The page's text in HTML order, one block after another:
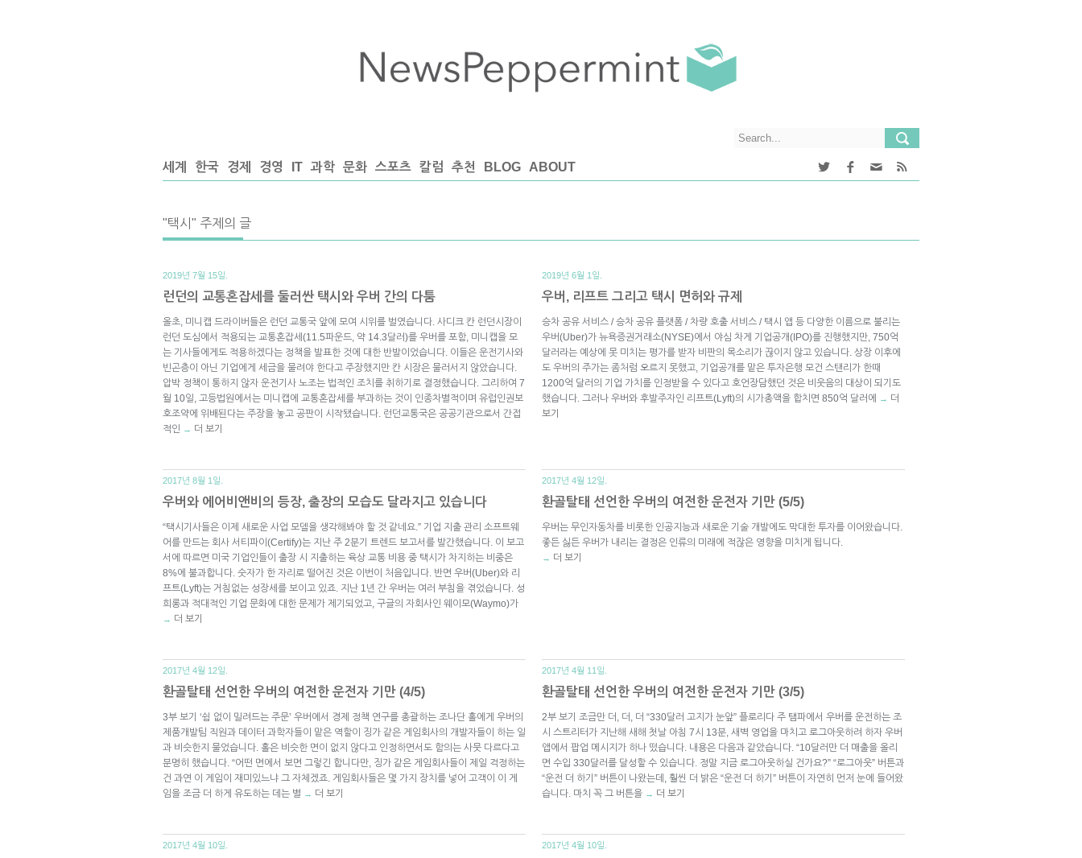
세계 한국 경제 경영 IT 과학 문화 스포츠 칼럼 추천 BLOG ABOUT
"택시" 주제의 글
2019년 7월 15일.
런던의 교통혼잡세를 둘러싼 택시와 우버 간의 다툼
올초, 미니캡 드라이버들은 런던 교통국 앞에 모여 시위를 벌였습니다. 사디크 칸 런던시장이
런던 도심에서 적용되는 교통혼잡세(11.5파운드, 약 14.3달러)를 우버를 포함, 미니캡을 모
는 기사들에게도 적용하겠다는 정책을 발표한 것에 대한 반발이었습니다. 이들은 운전기사와
빈곤층이 아닌 기업에게 세금을 물려야 한다고 주장했지만 칸 시장은 물러서지 않았습니다.
압박 정책이 통하지 않자 운전기사 노조는 법적인 조치를 취하기로 결정했습니다. 그리하여 7
월 10일, 고등법원에서는 미니캡에 교통혼잡세를 부과하는 것이 인종차별적이며 유럽인권보
호조약에 위배된다는 주장을 놓고 공판이 시작됐습니다. 런던교통국은 공공기관으로서 간접
적인 → 더 보기
2019년 6월 1일.
우버, 리프트 그리고 택시 면허와 규제
승차 공유 서비스 / 승차 공유 플랫폼 / 차량 호출 서비스 / 택시 앱 등 다양한 이름으로 불리는
우버(Uber)가 뉴욕증권거래소(NYSE)에서 야심 차게 기업공개(IPO)를 진행했지만, 750억
달러라는 예상에 못 미치는 평가를 받자 비판의 목소리가 끊이지 않고 있습니다. 상장 이후에
도 우버의 주가는 좀처럼 오르지 못했고, 기업공개를 맡은 투자은행 모건 스탠리가 한때
1200억 달러의 기업 가치를 인정받을 수 있다고 호언장담했던 것은 비웃음의 대상이 되기도
했습니다. 그러나 우버와 후발주자인 리프트(Lyft)의 시가총액을 합치면 850억 달러에
→ 더
보기
2017년 8월 1일.
우버와 에어비앤비의 등장, 출장의 모습도 달라지고 있습니다
“택시기사들은 이제 새로운 사업 모델을 생각해봐야 할 것 같네요.” 기업 지출 관리 소프트웨
어를 만드는 회사 서티파이(Certify)는 지난 주 2분기 트렌드 보고서를 발간했습니다. 이 보고
서에 따르면 미국 기업인들이 출장 시 지출하는 육상 교통 비용 중 택시가 차지하는 비중은
8%에 불과합니다. 숫자가 한 자리로 떨어진 것은 이번이 처음입니다. 반면 우버(Uber)와 리
프트(Lyft)는 거침없는 성장세를 보이고 있죠. 지난 1년 간 우버는 여러 부침을 겪었습니다. 성
희롱과 적대적인 기업 문화에 대한 문제가 제기되었고, 구글의 자회사인 웨이모(Waymo)가
→ 더 보기
2017년 4월 12일.
환골탈태 선언한 우버의 여전한 운전자 기만 (5/5)
우버는 무인자동차를 비롯한 인공지능과 새로운 기술 개발에도 막대한 투자를 이어왔습니다.
좋든 싫든 우버가 내리는 결정은 인류의 미래에 적잖은 영향을 미치게 됩니다.
→ 더 보기
2017년 4월 12일.
환골탈태 선언한 우버의 여전한 운전자 기만 (4/5)
3부 보기 ‘쉼 없이 밀려드는 주문’ 우버에서 경제 정책 연구를 총괄하는 조나단 홀에게 우버의
제품개발팀 직원과 데이터 과학자들이 맡은 역할이 징가 같은 게임회사의 개발자들이 하는 일
과 비슷한지 물었습니다. 홀은 비슷한 면이 없지 않다고 인정하면서도 함의는 사뭇 다르다고
분명히 했습니다. “어떤 면에서 보면 그렇긴 합니다만, 징가 같은 게임회사들이 제일 걱정하는
건 과연 이 게임이 재미있느냐 그 자체겠죠. 게임회사들은 몇 가지 장치를 넣어 고객이 이 게
임을 조금 더 하게 유도하는 데는 별 → 더 보기
2017년 4월 11일.
환골탈태 선언한 우버의 여전한 운전자 기만 (3/5)
2부 보기 조금만 더, 더, 더 “330달러 고지가 눈앞” 플로리다 주 탬파에서 우버를 운전하는 조
시 스트리터가 지난해 새해 첫날 아침 7시 13분, 새벽 영업을 마치고 로그아웃하려 하자 우버
앱에서 팝업 메시지가 하나 떴습니다. 내용은 다음과 같았습니다. “10달러만 더 매출을 올리
면 수입 330달러를 달성할 수 있습니다. 정말 지금 로그아웃하실 건가요?” “로그아웃” 버튼과
“운전 더 하기” 버튼이 나왔는데, 훨씬 더 밝은 “운전 더 하기” 버튼이 자연히 먼저 눈에 들어왔
습니다. 마치 꼭 그 버튼을 → 더 보기
2017년 4월 10일. 2017년 4월 10일.